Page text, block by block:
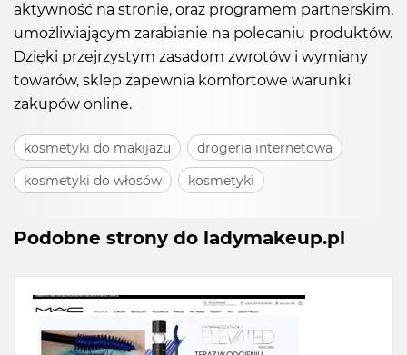
aktywność na stronie, oraz programem partnerskim,
umożliwiającym zarabianie na polecaniu produktów.
Dzięki przejrzystym zasadom zwrotów i wymiany
towarów, sklep zapewnia komfortowe warunki
zakupów online.
kosmetyki do makijażu
drogeria internetowa
kosmetyki do włosów
kosmetyki
Podobne strony do ladymakeup.pl